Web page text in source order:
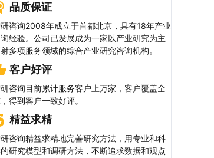
品质保证
咨询2008年成立于首都北京，具有18年产业
经验。公司已发展成为一家以产业研究为主
多项服务领域的综合产业研究咨询机构。
客户好评
咨询目前累计服务客户上万家，客户覆盖全
得到客户一致好评。
精益求精
咨询精益求精地完善研究方法，用专业和科
研究模型和调研方法，不断追求数据和观点